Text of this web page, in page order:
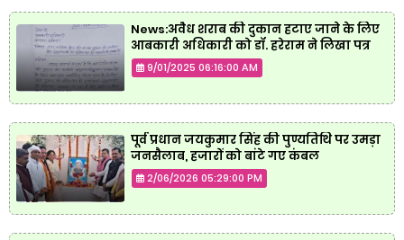
News:अवैध शराब की दुकान हटाए जाने के लिए
आबकारी अधिकारी को डॉ. हरेराम ने लिखा पत्र
9/01/2025 06:16:00 AM
पूर्व प्रधान जयकुमार सिंह की पुण्यतिथि पर उमड़ा
जनसैलाब, हजारों को बांटे गए कंबल
2/06/2026 05:29:00 PM